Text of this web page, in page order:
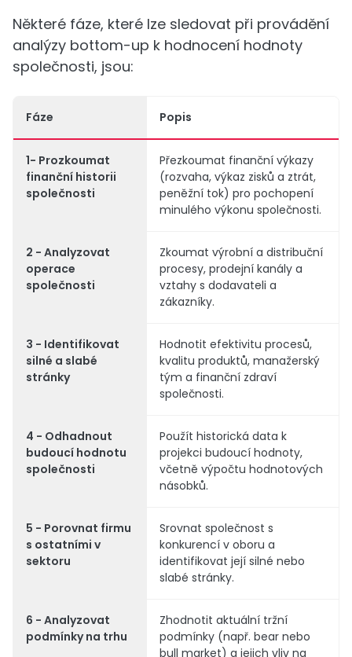
Některé fáze, které lze sledovat při provádění
analýzy bottom-up k hodnocení hodnoty
společnosti, jsou:
Fáze Popis
1- Prozkoumat
finanční historii
společnosti
Přezkoumat finanční výkazy
(rozvaha, výkaz zisků a ztrát,
peněžní tok) pro pochopení
minulého výkonu společnosti.
2 - Analyzovat
operace
společnosti
Zkoumat výrobní a distribuční
procesy, prodejní kanály a
vztahy s dodavateli a
zákazníky.
3 - Identifikovat
silné a slabé
stránky
Hodnotit efektivitu procesů,
kvalitu produktů, manažerský
tým a finanční zdraví
společnosti.
4 - Odhadnout
budoucí hodnotu
společnosti
Použít historická data k
projekci budoucí hodnoty,
včetně výpočtu hodnotových
násobků.
5 - Porovnat firmu
s ostatními v
sektoru
Srovnat společnost s
konkurencí v oboru a
identifikovat její silné nebo
slabé stránky.
6 - Analyzovat
podmínky na trhu
Zhodnotit aktuální tržní
podmínky (např. bear nebo
bull market) a jejich vliv na